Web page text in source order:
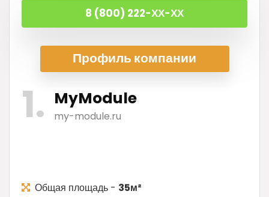
000 ₽.
8 (800) 222-ХХ-ХХ
Профиль компании
1 MyModule
my-module.ru
Общая площадь - 35м²